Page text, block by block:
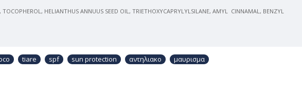
HELIANTHUS ANNUUS SEED OIL, TRIETHOXYCAPRYLYLSILANE, AMYL CINNAMAL, BENZYL
tiare spf sun protection αντηλιακο μαυρισμα